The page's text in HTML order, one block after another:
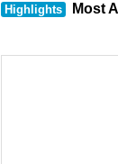
Highlights Most